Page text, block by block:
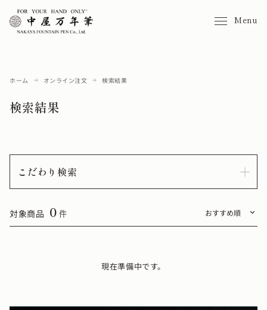
Menu
ホーム オンライン注文 検索結果
検索結果
こだわり検索
対象商品 0 件
現在準備中です。